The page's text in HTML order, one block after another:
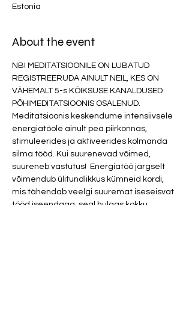
Estonia
About the event
NB! MEDITATSIOONILE ON LUBATUD
REGISTREERUDA AINULT NEIL, KES ON
VÄHEMALT 5-s KÕIKSUSE KANALDUSED
PÕHIMEDITATSIOONIS OSALENUD.
Meditatsioonis keskendume intensiivsele
energiatööle ainult pea piirkonnas,
stimuleerides ja aktiveerides kolmanda
silma tööd. Kui suurenevad võimed,
suureneb vastutus!  Energiatöö järgselt
võimendub ülitundlikkus kümneid kordi,
mis tähendab veelgi suuremat iseseisvat
tööd iseendaga, seal hulgas kokku